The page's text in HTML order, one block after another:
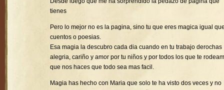
tienes
Pero lo mejor no es la pagina, sino tu que eres magica igual
cuentos o poesias.
Esa magia la descubro cada dia cuando en tu trabajo derochas
alegria, cariño y amor por tu niños y por todos los que te
que nos haces que todo sea mas facil.
Magia has hecho con Maria que solo te ha visto dos veces y no